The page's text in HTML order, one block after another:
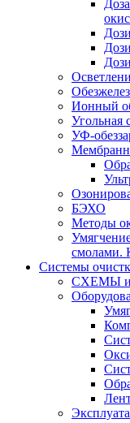
Ионный
Угольная
УФ-
БЭХО
Методы
смолами.
Системы
СХЕМЫ